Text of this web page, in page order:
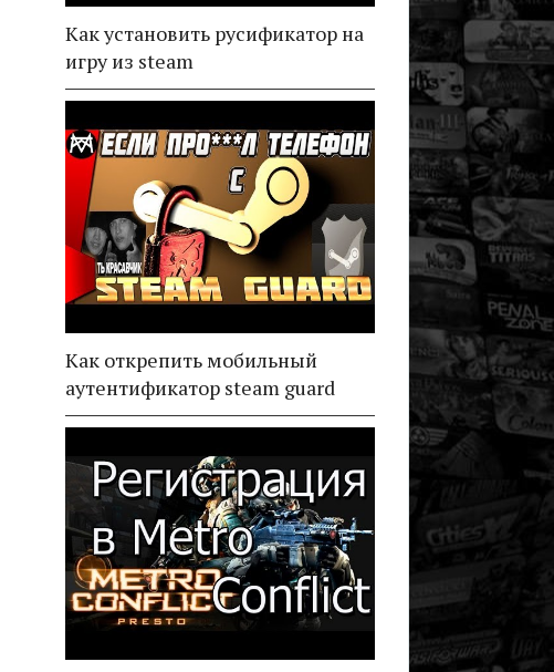
Как установить русификатор на
игру из steam
Как открепить мобильный
аутентификатор steam guard